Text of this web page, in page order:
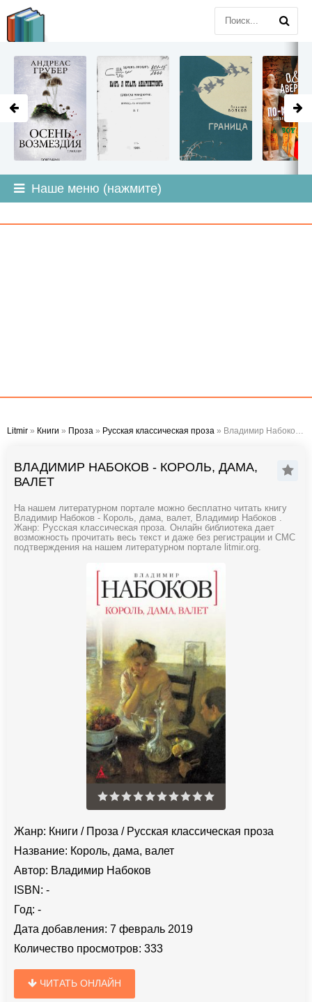
Наше меню (нажмите)
Litmir » Книги » Проза » Русская классическая проза » Владимир Набоков - Король, дама, валет
ВЛАДИМИР НАБОКОВ - КОРОЛЬ, ДАМА,
ВАЛЕТ
На нашем литературном портале можно бесплатно читать книгу
Владимир Набоков - Король, дама, валет, Владимир Набоков .
Жанр: Русская классическая проза. Онлайн библиотека дает
возможность прочитать весь текст и даже без регистрации и СМС
подтверждения на нашем литературном портале litmir.org.
Жанр: Книги / Проза / Русская классическая проза
Название: Король, дама, валет
Автор: Владимир Набоков
ISBN: -
Год: -
Дата добавления: 7 февраль 2019
Количество просмотров: 333
ЧИТАТЬ ОНЛАЙН
LITMIR.ORG